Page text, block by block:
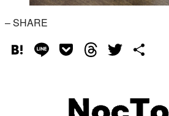
– SHARE
Hatena
LinePocket
Threads
Twitter